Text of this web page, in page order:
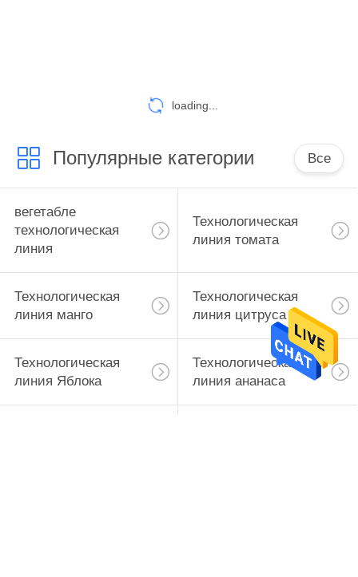
loading...
Популярные категории Все
вегетабле
технологическая
линия
Технологическая
линия томата
Технологическая
линия манго
Технологическая
линия цитруса
Технологическая
линия Яблока
Технологическая
линия ананаса